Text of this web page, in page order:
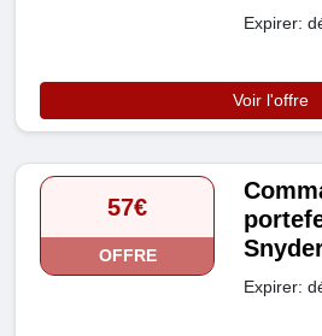
Expirer:
Voir l'offre
57€
OFFRE
Expirer: